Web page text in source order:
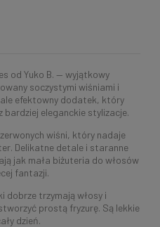
od Yuko B. — wyjątkowy
soczystymi wiśniami i
efektowny dodatek, który
bardziej eleganckie stylizacje.
wiśni, który nadaje
Delikatne detale i staranne
jak mała biżuteria do włosów
fantazji.
dobrze trzymają włosy i
prostą fryzurę. Są lekkie
dzień.